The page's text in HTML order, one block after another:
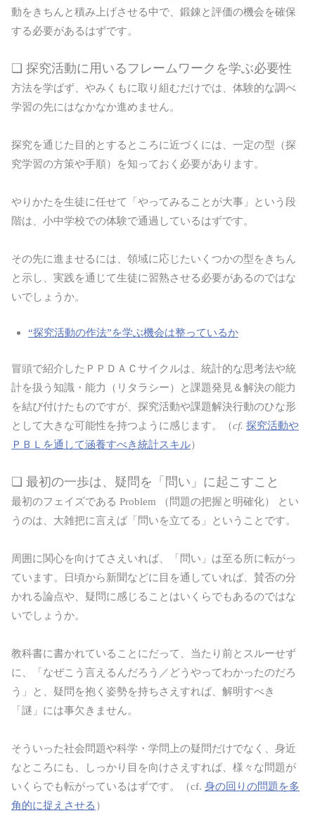
動をきちんと積み上げさせる中で、鍛錬と評価の機会を確保
する必要があるはずです。
❏ 探究活動に用いるフレームワークを学ぶ必要性
方法を学ばず、やみくもに取り組むだけでは、体験的な調べ
学習の先にはなかなか進めません。
探究を通じた目的とするところに近づくには、一定の型（探
究学習の方策や手順）を知っておく必要があります。
やりかたを生徒に任せて「やってみることが大事」という段
階は、小中学校での体験で通過しているはずです。
その先に進ませるには、領域に応じたいくつかの型をきちん
と示し、実践を通じて生徒に習熟させる必要があるのではな
いでしょうか。
“探究活動の作法”を学ぶ機会は整っているか
冒頭で紹介したＰＰＤＡＣサイクルは、統計的な思考法や統
計を扱う知識・能力（リタラシー）と課題発見＆解決の能力
を結び付けたものですが、探究活動や課題解決行動のひな形
として大きな可能性を持つように感じます。（cf. 探究活動や
ＰＢＬを通して涵養すべき統計スキル）
❏ 最初の一歩は、疑問を「問い」に起こすこと
最初のフェイズである Problem （問題の把握と明確化） とい
うのは、大雑把に言えば「問いを立てる」ということです。
周囲に関心を向けてさえいれば、「問い」は至る所に転がっ
ています。日頃から新聞などに目を通していれば、賛否の分
かれる論点や、疑問に感じることはいくらでもあるのではな
いでしょうか。
教科書に書かれていることにだって、当たり前とスルーせず
に、「なぜこう言えるんだろう／どうやってわかったのだろ
う」と、疑問を抱く姿勢を持ちさえすれば、解明すべき
「謎」には事欠きません。
そういった社会問題や科学・学問上の疑問だけでなく、身近
なところにも、しっかり目を向けさえすれば、様々な問題が
いくらでも転がっているはずです。（cf. 身の回りの問題を多
角的に捉えさせる ）